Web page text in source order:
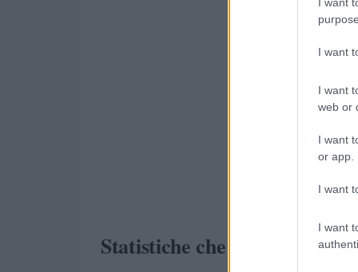
I want
I want
web or
I want
or app.
I want
I want
Statistiche che parlano chiaro